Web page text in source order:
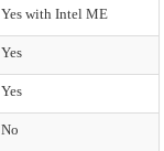
Yes with Intel ME
Yes
Yes
No